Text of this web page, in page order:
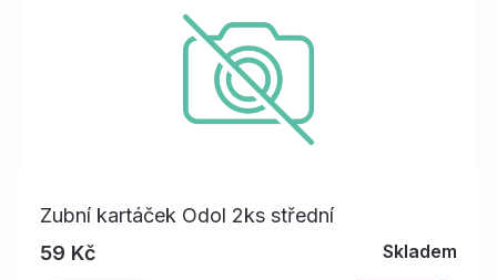
Zubní kartáček Odol 2ks střední
59 Kč
Skladem